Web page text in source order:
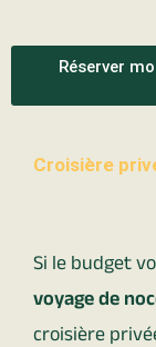
Réserver
Croisière
Si le budget
voyage de
croisière